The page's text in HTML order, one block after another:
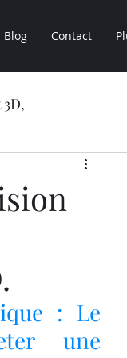
Blog Contact
NOS OBJETS 3D
CHEZ LV3D
: Le
une